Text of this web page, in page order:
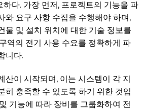
다. 가장 먼저, 프로젝트의 기능을 파
와 요구 사항 수집을 수행해야 하며,
물 및 설치 위치에 대한 기술 정보를
역의 전기 사용 수요를 정확하게 파
니다.
산이 시작되며, 이는 시스템이 각 지
히 충족할 수 있도록 하기 위한 것입
기능에 따라 장비를 그룹화하여 전